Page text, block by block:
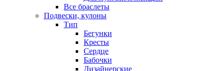
Все браслеты
Подвески, кулоны
Тип
Бегунки
Кресты
Сердце
Бабочки
Дизайнерские